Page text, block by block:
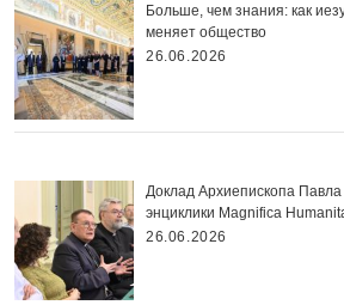
Больше, чем знания: как
меняет общество
26.06.2026
Доклад Архиепископа
энциклики Magnifica
26.06.2026